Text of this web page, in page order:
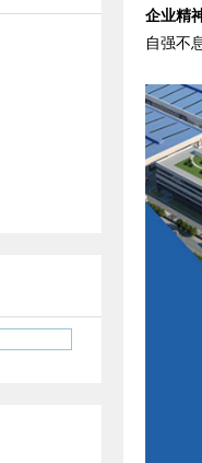
企业精
自强不